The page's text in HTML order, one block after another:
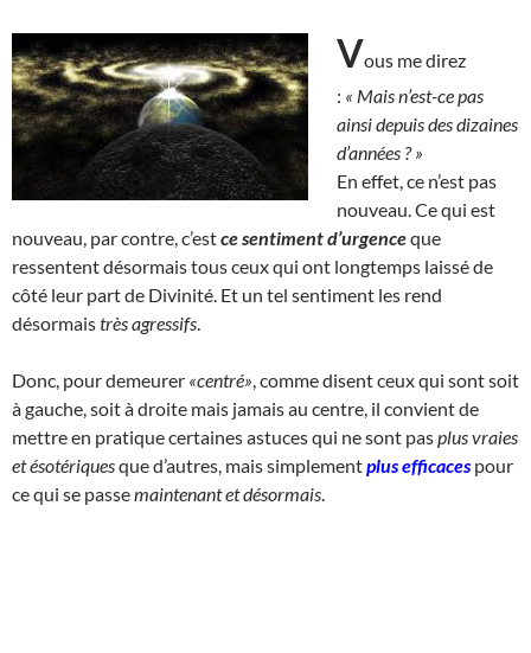
Vous me direz
: « Mais n’est-ce pas
ainsi depuis des dizaines
d’années ? »
En effet, ce n’est pas
nouveau. Ce qui est
nouveau, par contre, c’estce sentiment d’urgenceque
ressentent désormais tous ceux qui ont longtemps laissé de
côté leur part de Divinité. Et un tel sentiment les rend
désormaistrès agressifs
Donc, pour demeurer «centré» , comme disent ceux qui sont soit
à gauche, soit à droite mais jamais au centre, il convient de
mettre en pratique certaines astuces qui ne sont pasplus vraies
et ésotériquesque d’autres, mais simplementplus efficacespour
ce qui se passemaintenant et désormais